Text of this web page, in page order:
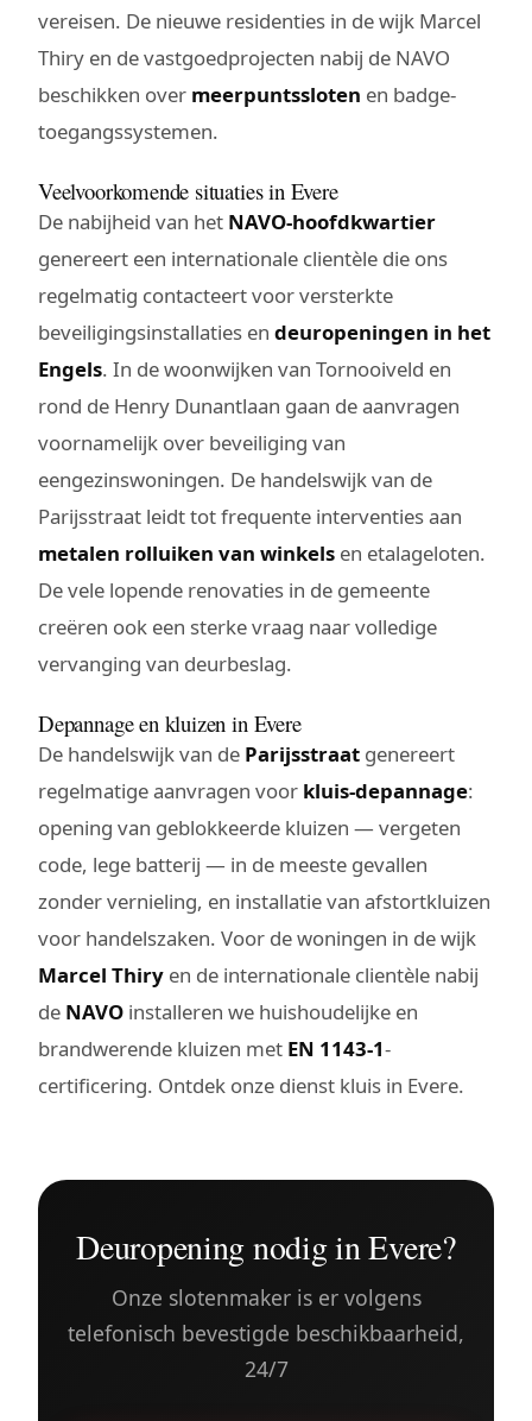
vereisen. De nieuwe residenties in de wijk Marcel
Thiry en de vastgoedprojecten nabij de NAVO
beschikken over meerpuntssloten en badge-
toegangssystemen.
Veelvoorkomende situaties in Evere
De nabijheid van het NAVO-hoofdkwartier
genereert een internationale clientèle die ons
regelmatig contacteert voor versterkte
beveiligingsinstallaties en deuropeningen in het
Engels. In de woonwijken van Tornooiveld en
rond de Henry Dunantlaan gaan de aanvragen
voornamelijk over beveiliging van
eengezinswoningen. De handelswijk van de
Parijsstraat leidt tot frequente interventies aan
metalen rolluiken van winkels en etalageloten.
De vele lopende renovaties in de gemeente
creëren ook een sterke vraag naar volledige
vervanging van deurbeslag.
Depannage en kluizen in Evere
De handelswijk van de Parijsstraat genereert
regelmatige aanvragen voor kluis-depannage:
opening van geblokkeerde kluizen — vergeten
code, lege batterij — in de meeste gevallen
zonder vernieling, en installatie van afstortkluizen
voor handelszaken. Voor de woningen in de wijk
Marcel Thiry en de internationale clientèle nabij
de NAVO installeren we huishoudelijke en
brandwerende kluizen met EN 1143-1-
certificering. Ontdek onze dienst kluis in Evere.
Deuropening nodig in Evere?
Onze slotenmaker is er volgens
telefonisch bevestigde beschikbaarheid,
24/7